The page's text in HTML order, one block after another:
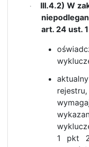
·
III.4.2) W
art. 24 ust.
1 pkt